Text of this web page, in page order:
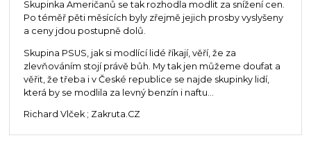
Skupinka Američanů se tak rozhodla modlit za snížení cen.
Po téměř pěti měsících byly zřejmě jejich prosby vyslyšeny
a ceny jdou postupně dolů.
Skupina PSUS, jak si modlící lidé říkají, věří, že za
zlevňováním stojí právě bůh. My tak jen můžeme doufat a
věřit, že třeba i v České republice se najde skupinky lidí,
která by se modlila za levný benzín i naftu...
Richard Vlček ; Zakruta.CZ